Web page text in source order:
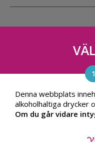
Denna webbplats
alkoholhaltiga drycker
Om du går vidare